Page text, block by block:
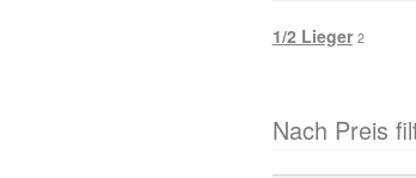
1/2 Lieger 2
Nach Preis